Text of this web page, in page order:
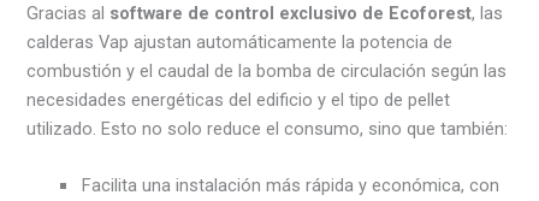
Gracias al software de control exclusivo de Ecoforest, las
calderas Vap ajustan automáticamente la potencia de
combustión y el caudal de la bomba de circulación según las
necesidades energéticas del edificio y el tipo de pellet
utilizado. Esto no solo reduce el consumo, sino que también:
Facilita una instalación más rápida y económica, con